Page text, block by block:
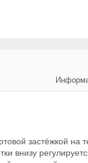
застёжкой на
внизу